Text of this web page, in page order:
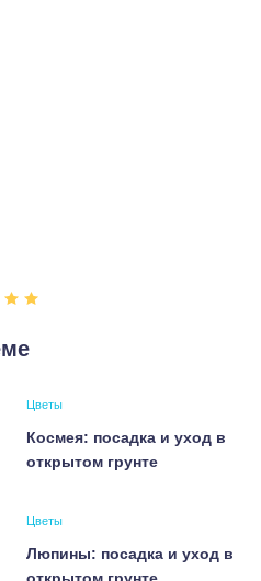
Цветы
Космея: посадка и уход в
открытом грунте
Цветы
Люпины: посадка и уход в